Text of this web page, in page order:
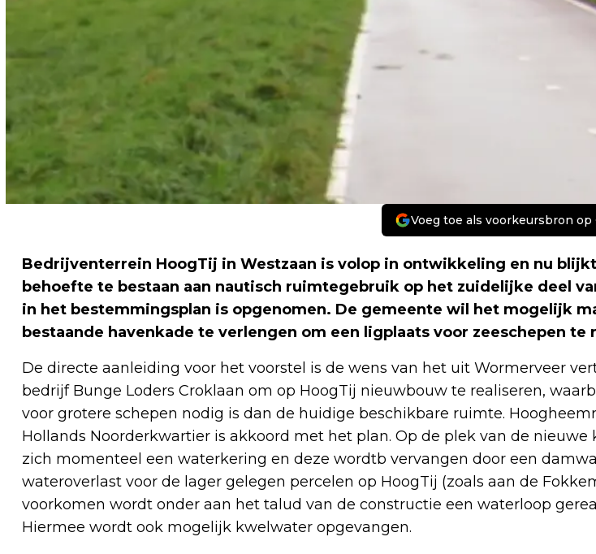
Voeg toe als voorkeursbron op
Bedrijventerrein HoogTij in Westzaan is volop in ontwikkeling en nu
behoefte te bestaan aan nautisch ruimtegebruik op het zuidelijke deel
in het bestemmingsplan is opgenomen. De gemeente wil het mogelijk
bestaande havenkade te verlengen om een ligplaats voor zeeschepen te
De directe aanleiding voor het voorstel is de wens van het uit Wormerveer
bedrijf Bunge Loders Croklaan om op HoogTij nieuwbouw te realiseren,
voor grotere schepen nodig is dan de huidige beschikbare ruimte.
Hollands Noorderkwartier is akkoord met het plan. Op de plek van de nieuwe
zich momenteel een waterkering en deze wordtb vervangen door een
wateroverlast voor de lager gelegen percelen op HoogTij (zoals aan de
voorkomen wordt onder aan het talud van de constructie een waterloop
Hiermee wordt ook mogelijk kwelwater opgevangen.